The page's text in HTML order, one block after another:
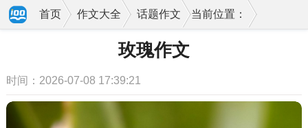
当前位置：
首页 作文大全 话题作文
玫瑰作文
时间：2026-07-08 17:39:21